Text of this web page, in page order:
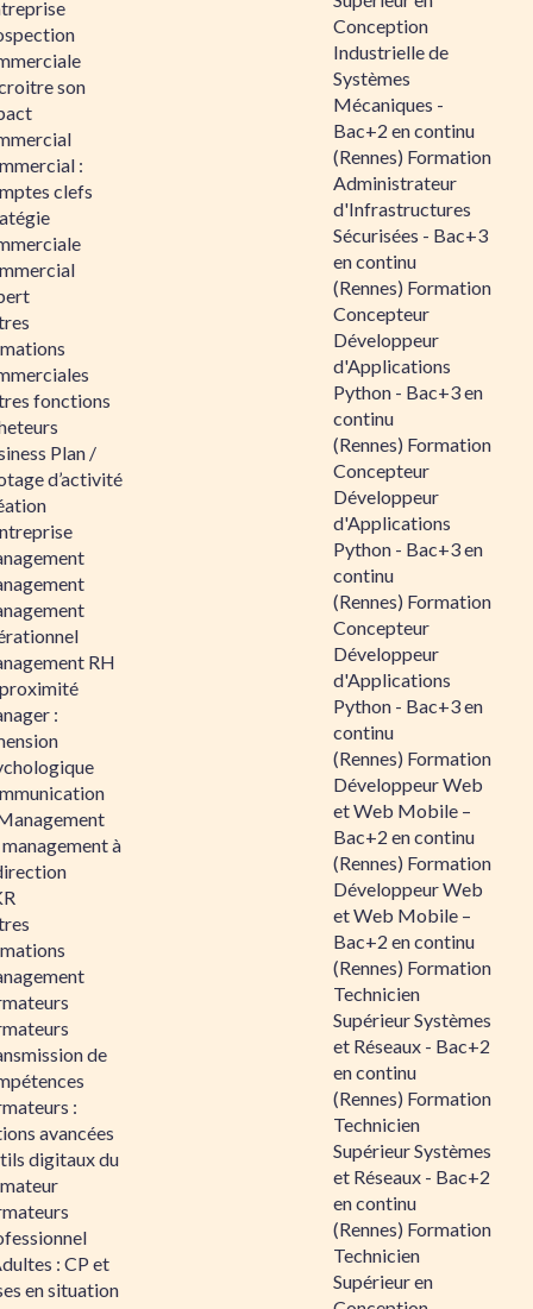
son
:
clefs
fonctions
Plan /
d’activité
RH
:
à
de
:
avancées
digitaux du
: CP et
en situation
Conception
Industrielle de
Systèmes
Mécaniques -
Bac+2 en continu
(Rennes) Formation
Administrateur
d'Infrastructures
Sécurisées - Bac+3
en continu
(Rennes) Formation
Concepteur
Développeur
d'Applications
Python - Bac+3 en
continu
(Rennes) Formation
Concepteur
Développeur
d'Applications
Python - Bac+3 en
continu
(Rennes) Formation
Concepteur
Développeur
d'Applications
Python - Bac+3 en
continu
(Rennes) Formation
Développeur Web
et Web Mobile –
Bac+2 en continu
(Rennes) Formation
Développeur Web
et Web Mobile –
Bac+2 en continu
(Rennes) Formation
Technicien
Supérieur Systèmes
et Réseaux - Bac+2
en continu
(Rennes) Formation
Technicien
Supérieur Systèmes
et Réseaux - Bac+2
en continu
(Rennes) Formation
Technicien
Supérieur en